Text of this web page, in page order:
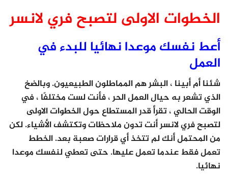
الخطوات الاولى لتصبح فري لانسر
أعط نفسك موعدا نهائيا للبدء في
العمل
شئنا أم أبينا ، البشر هم المماطلون الطبيعيون. وبالضخ
الذي تشعر به حيال العمل الحر ، فأنت لست مختلفًا ، في
الوقت الحالي ، تقرأ قدر المستطاع حول الخطوات الاولى
لتصبح فري لانسر أنت تدون ملاحظات وتكتشف الأشياء. لكن
من المحتمل أنك لم تتخذ أي قرارات صعبة بعد. الخطط
تعمل فقط عندما تعمل عليها. حتى تعطي لنفسك موعدا
نهائيا.